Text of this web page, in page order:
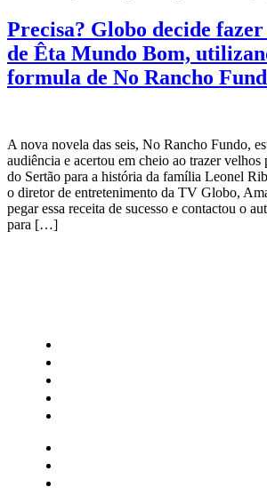
Precisa? Globo decide
de Êta Mundo Bom,
formula de No Rancho
A nova novela das seis, No Rancho Fundo,
audiência e acertou em cheio ao trazer velhos
do Sertão para a história da família Leonel
o diretor de entretenimento da TV Globo,
pegar essa receita de sucesso e contactou o
para […]